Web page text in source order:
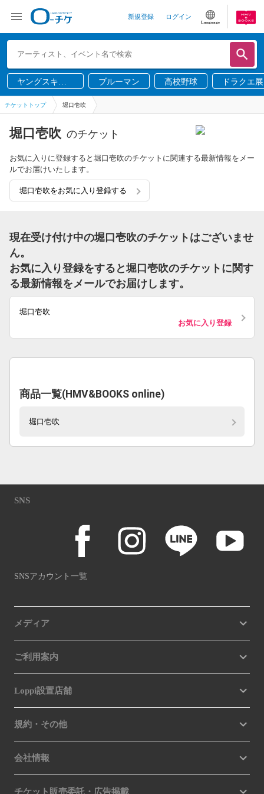
新規登録 ログイン
Language
ヤングスキニ
ー
ブルーマン 高校野球 ドラクエ展
チケットトップ 堀口壱吹
堀口壱吹 のチケット
お気に入りに登録すると堀口壱吹のチケットに関連する最新情報をメー
ルでお届けいたします。
堀口壱吹をお気に入り登録する
現在受け付け中の堀口壱吹のチケットはございませ
ん。
お気に入り登録をすると堀口壱吹のチケットに関す
る最新情報をメールでお届けします。
堀口壱吹
お気に入り登録
商品一覧(HMV&BOOKS online)
堀口壱吹
SNS
SNSアカウント一覧
メディア
ご利用案内
Loppi設置店舗
規約・その他
会社情報
チケット販売委託・広告掲載